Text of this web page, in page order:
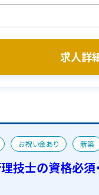
求人詳
お祝い金あり
新築
技士の資格必須